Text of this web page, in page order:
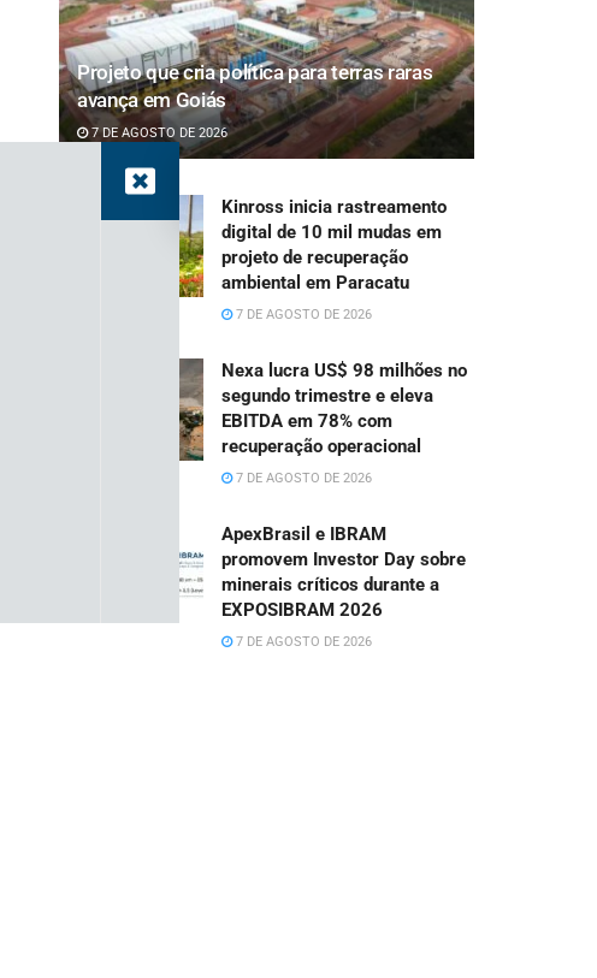
Projeto que cria política para terras raras
avança em Goiás
7 DE AGOSTO DE 2026
Kinross inicia rastreamento
digital de 10 mil mudas em
projeto de recuperação
ambiental em Paracatu
7 DE AGOSTO DE 2026
Nexa lucra US$ 98 milhões no
segundo trimestre e eleva
EBITDA em 78% com
recuperação operacional
7 DE AGOSTO DE 2026
ApexBrasil e IBRAM
promovem Investor Day sobre
minerais críticos durante a
EXPOSIBRAM 2026
7 DE AGOSTO DE 2026